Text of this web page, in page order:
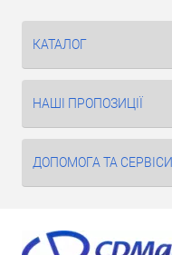
КАТАЛОГ
НАШІ ПРОПОЗИЦІЇ
ДОПОМОГА ТА СЕРВІСИ